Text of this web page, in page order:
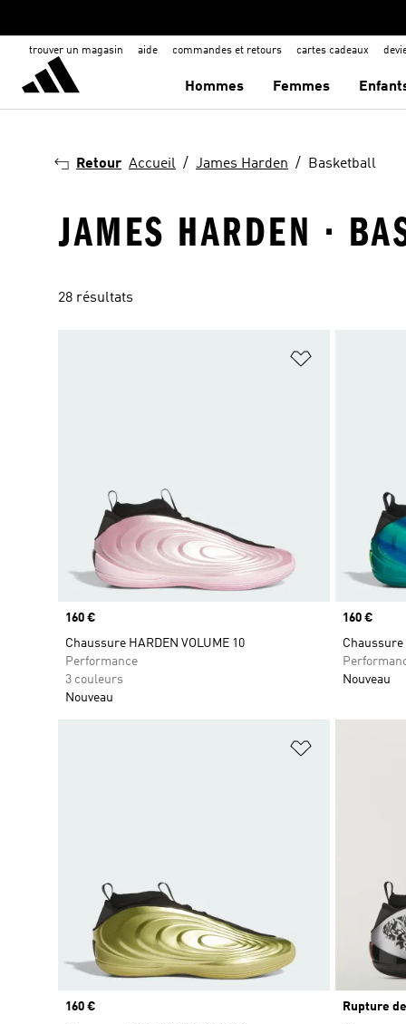
trouver un magasin aide commandes et retours cartes cadeaux
Hommes Femmes
Retour Accueil James Harden Basketball
JAMES HARDEN ·
28 résultats
Prix
160 €
Chaussure HARDEN VOLUME 10
Performance
3 couleurs
Nouveau
Prix
160 €
Chaussure
Nouveau
Prix
160 €
Rupture